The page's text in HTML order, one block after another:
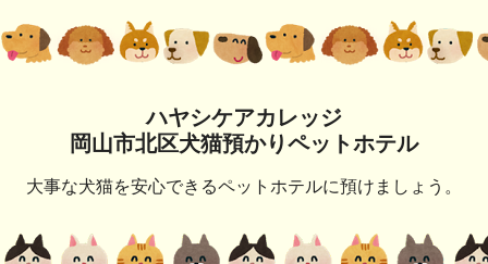
ハヤシケアカレッジ
岡山市北区犬猫預かりペットホテル
大事な犬猫を安心できるペットホテルに預けましょう。